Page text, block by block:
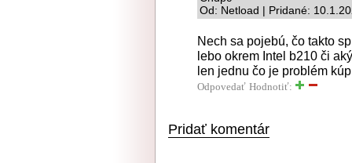
Od: Netload | Pridané:
Nech sa pojebú, čo takto
lebo okrem Intel b210 či
len jednu čo je problém
Odpovedať Hodnotiť:
Pridať komentár